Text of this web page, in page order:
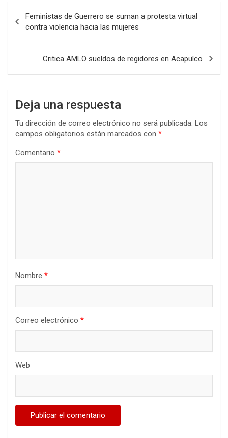
de
entradas
Feministas de Guerrero se suman a protesta virtual
contra violencia hacia las mujeres
Critica AMLO sueldos de regidores en Acapulco
Deja una respuesta
Tu dirección de correo electrónico no será publicada. Los
campos obligatorios están marcados con *
Comentario *
Nombre *
Correo electrónico *
Web